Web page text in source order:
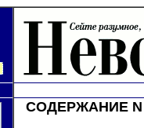
СОДЕРЖАНИЕ N